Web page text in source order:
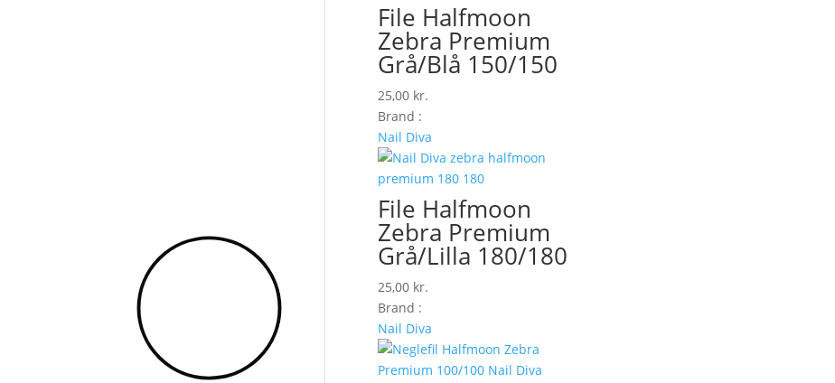
File Halfmoon
Zebra Premium
Grå/Blå 150/150
25,00 kr.
Brand :
Nail Diva
File Halfmoon
Zebra Premium
Grå/Lilla 180/180
25,00 kr.
Brand :
Nail Diva